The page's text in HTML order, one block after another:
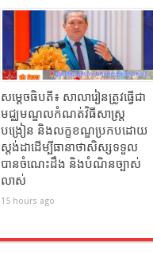
សម្ដេចធិបតី៖ សាលារៀនត្រូវធ្វើជា
មជ្ឈមណ្ឌលកំណត់វិធីសាស្ត្រ
បង្រៀន និងលក្ខខណ្ឌប្រកបដោយ
ស្តង់ដាដើម្បីធានាថាសិស្សទទួល
បានចំណេះដឹង និងបំណិនច្បាស់
លាស់
15 hours ago